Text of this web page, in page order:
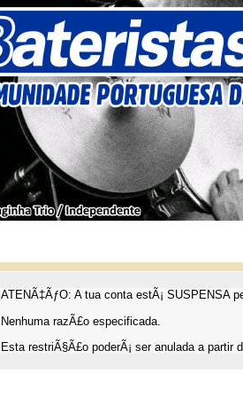
ATENÃ‡ÃƒO: A tua conta estÃ¡ SUSPENSA
Nenhuma razÃ£o especificada.
Esta restriÃ§Ã£o poderÃ¡ ser anulada a partir